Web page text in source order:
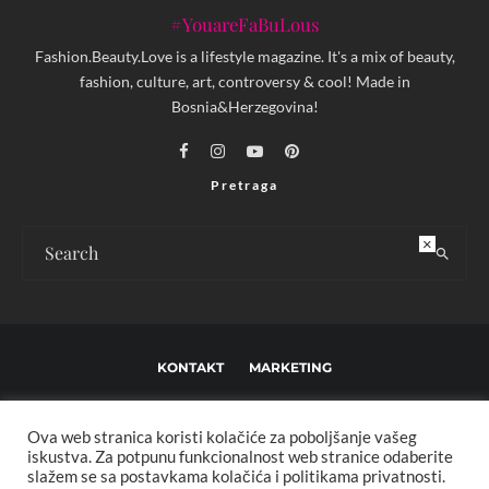
#YouareFaBuLous
Fashion.Beauty.Love is a lifestyle magazine. It's a mix of beauty,
fashion, culture, art, controversy & cool! Made in
Bosnia&Herzegovina!
Pretraga
KONTAKT MARKETING
IMPRESSUM O NAMA
Ova web stranica koristi kolačiće za poboljšanje vašeg
iskustva. Za potpunu funkcionalnost web stranice odaberite
slažem se sa postavkama kolačića i politikama privatnosti.
×